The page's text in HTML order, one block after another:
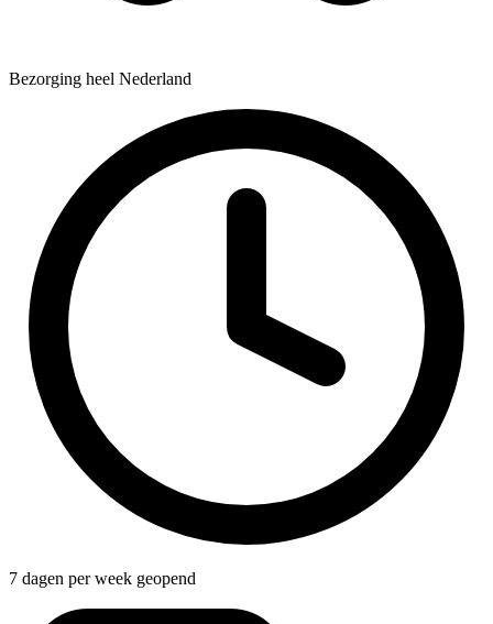
Bezorging heel Nederland
7 dagen per week geopend